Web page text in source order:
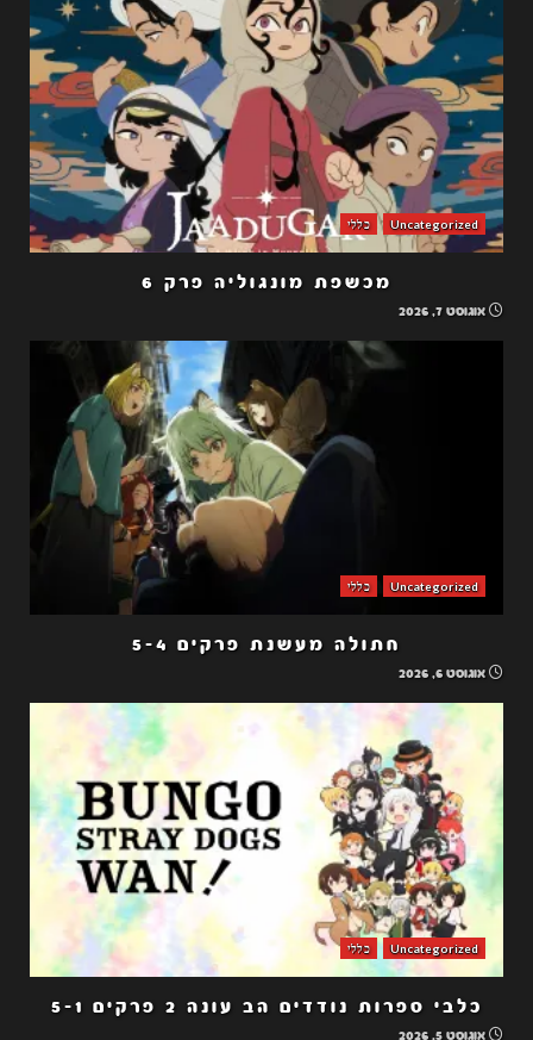
Uncategorized כללי
מכשפת מונגוליה פרק 6
אוגוסט 7, 2026
Uncategorized כללי
חתולה מעשנת פרקים 5-4
אוגוסט 6, 2026
Uncategorized כללי
כלבי ספרות נודדים הב עונה 2 פרקים 5-1
אוגוסט 5, 2026